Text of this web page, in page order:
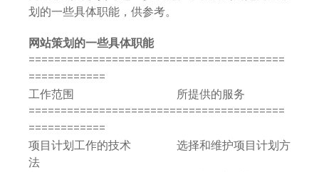
划的一些具体职能，供参考。
网站策划的一些具体职能
========================================
============
工作范围 所提供的服务
========================================
============
项目计划工作的技术 选择和维护项目计划方
法